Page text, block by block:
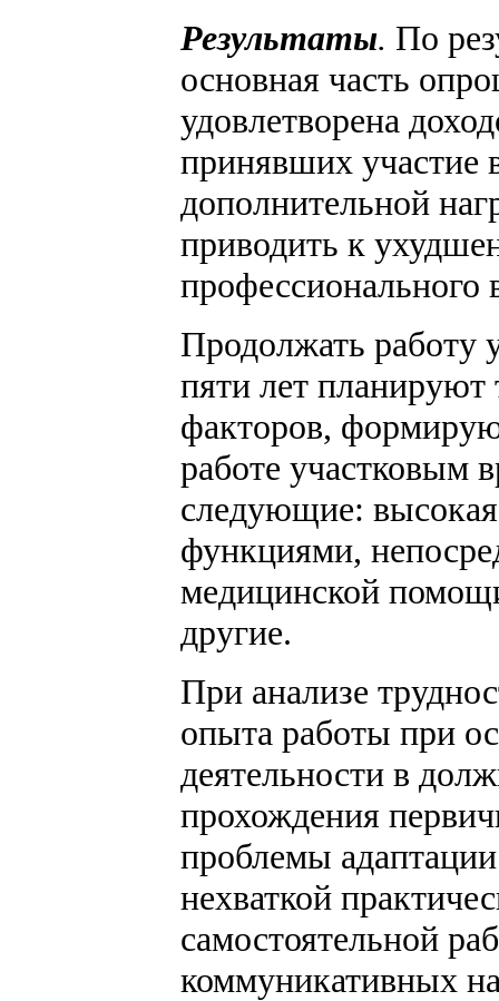
Результаты. По
основная часть
удовлетворена
принявших участие
дополнительной
приводить к
профессионального
Продолжать работу
пяти лет
факторов,
работе участковым
следующие:
функциями,
медицинской
другие.
При анализе
опыта работы при
деятельности в
прохождения
проблемы
нехваткой
самостоятельной
коммуникативных